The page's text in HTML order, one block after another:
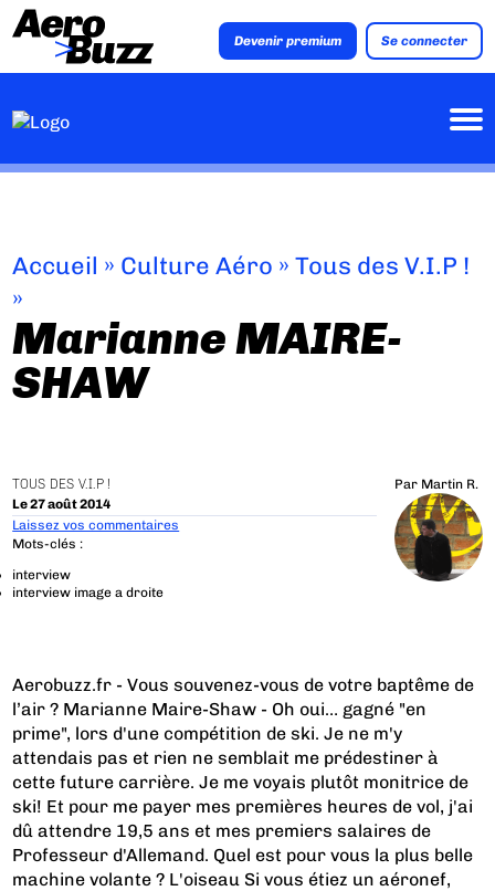
Devenir premium Se connecter
Accueil » Culture Aéro »Tous des V.I.P !
»
Marianne MAIRE-
SHAW
TOUS DES V.I.P !
Le 27 août 2014
Par Martin R.
Laissez vos commentaires
Mots-clés :
interview
interview image a droite
Aerobuzz.fr - Vous souvenez-vous de votre baptême de
l’air ? Marianne Maire-Shaw - Oh oui… gagné "en
prime", lors d'une compétition de ski. Je ne m'y
attendais pas et rien ne semblait me prédestiner à
cette future carrière. Je me voyais plutôt monitrice de
ski! Et pour me payer mes premières heures de vol, j'ai
dû attendre 19,5 ans et mes premiers salaires de
Professeur d'Allemand. Quel est pour vous la plus belle
machine volante ? L'oiseau Si vous étiez un aéronef,